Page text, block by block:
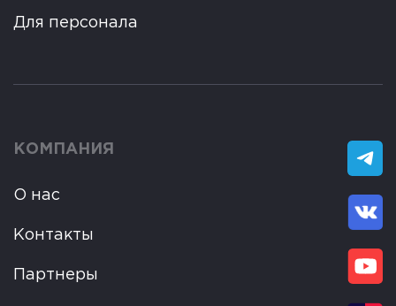
Для персонала
КОМПАНИЯ
О нас
Контакты
Партнеры